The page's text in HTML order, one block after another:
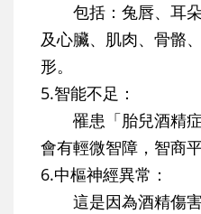
包括：兔唇、耳朵
及心臟、肌肉、骨骼
形。
5.智能不足：
罹患「胎兒酒精症
會有輕微智障，智商
6.中樞神經異常：
這是因為酒精傷害